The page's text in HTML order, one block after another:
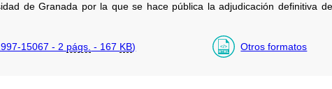
de Granada por la que se hace pública la adjudicación definitiva
15067 - 2 págs. - 167 KB) Otros formatos